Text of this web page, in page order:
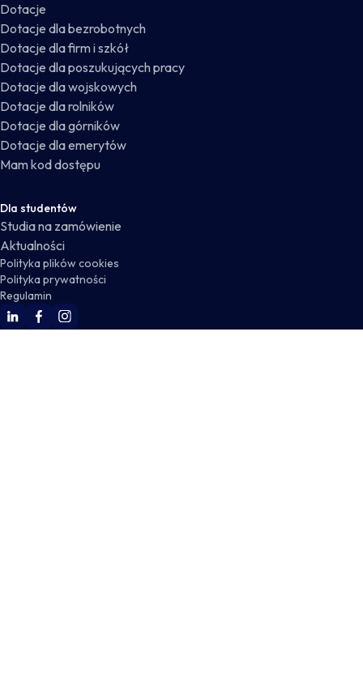
Dotacje
Dotacje dla bezrobotnych
Dotacje dla firm i szkół
Dotacje dla poszukujących pracy
Dotacje dla wojskowych
Dotacje dla rolników
Dotacje dla górników
Dotacje dla emerytów
Mam kod dostępu
Dla studentów
Studia na zamówienie
Aktualności
Polityka plików cookies
Polityka prywatności
Regulamin
WSKZ Linkedin
WSKZ Facebook
WSKZ Instagram